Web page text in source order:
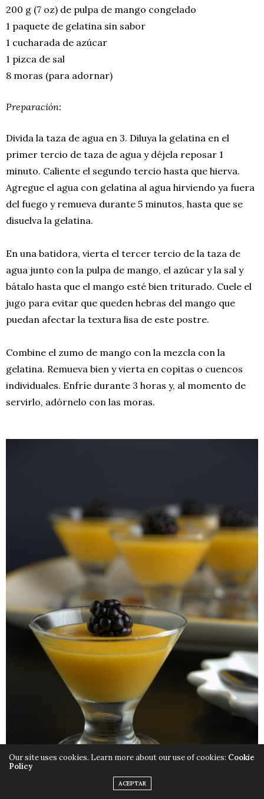
200 g (7 oz) de pulpa de mango congelado
1 paquete de gelatina sin sabor
1 cucharada de azúcar
1 pizca de sal
8 moras (para adornar)
Preparación:
Divida la taza de agua en 3. Diluya la gelatina en el
primer tercio de taza de agua y déjela reposar 1
minuto. Caliente el segundo tercio hasta que hierva.
Agregue el agua con gelatina al agua hirviendo ya fuera
del fuego y remueva durante 5 minutos, hasta que se
disuelva la gelatina.
En una batidora, vierta el tercer tercio de la taza de
agua junto con la pulpa de mango, el azúcar y la sal y
bátalo hasta que el mango esté bien triturado. Cuele el
jugo para evitar que queden hebras del mango que
puedan afectar la textura lisa de este postre.
Combine el zumo de mango con la mezcla con la
gelatina. Remueva bien y vierta en copitas o cuencos
individuales. Enfríe durante 3 horas y, al momento de
servirlo, adórnelo con las moras.
Our site uses cookies. Learn more about our use of cookies: Cookie
Policy
ACEPTAR